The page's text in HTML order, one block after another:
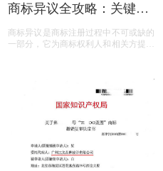
商标异议全攻略：关键问
商标异议是商标注册过程中不可或缺的
一部分，它为商标权利人和相关方提供
标准，从常见问题到成功率分析，全方
位解读商标异议的关键要点。无论您是
商标申请人还是潜在的异议人，本文都
将为您提供实用的参考和建议，助您在
商标保护的道路上更加得心应手。